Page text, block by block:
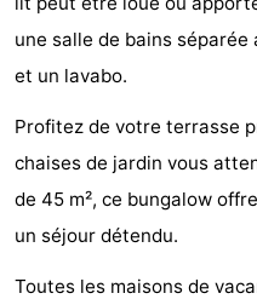
-
De
Riesen
-
Elements
-
Schuttersbos
-
Tjermelân
Hôtels
Last
une salle de bains séparée
et un lavabo.
Profitez de votre terrasse
chaises de jardin vous
de 45 m², ce bungalow
un séjour détendu.
Toutes les maisons de